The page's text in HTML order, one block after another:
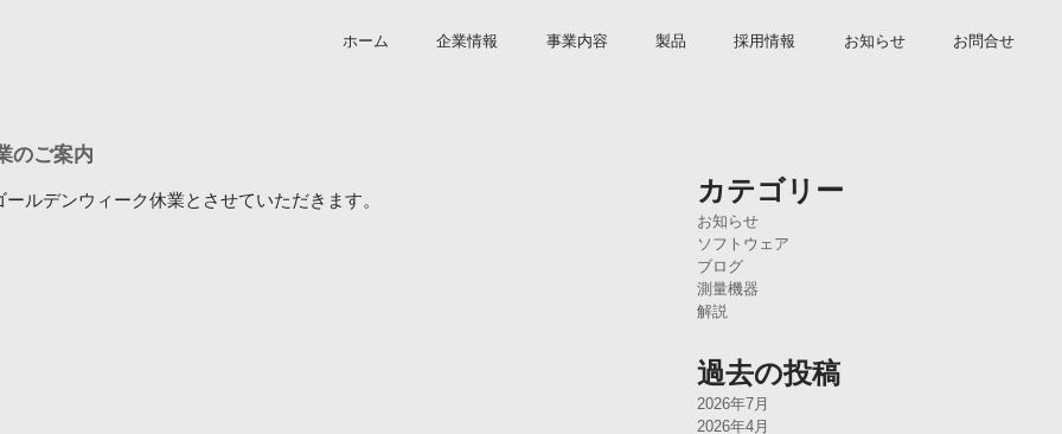
ホーム 企業情報 事業内容 製品 採用情報 お知らせ お問合せ
のご案内
ルデンウィーク休業とさせていただきます。 カテゴリー
お知らせ
ソフトウェア
ブログ
測量機器
解説
過去の投稿
2026年7月
2026年4月